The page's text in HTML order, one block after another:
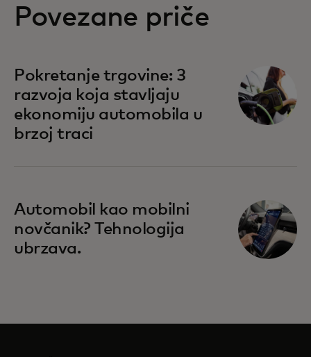
Povezane priče
Pokretanje trgovine: 3
razvoja koja stavljaju
ekonomiju automobila u
brzoj traci
Automobil kao mobilni
novčanik? Tehnologija
ubrzava.